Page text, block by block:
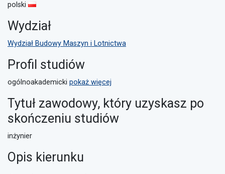
polski
Wydział
Wydział Budowy Maszyn i Lotnictwa
Profil studiów
ogólnoakademicki pokaż więcej
Tytuł zawodowy, który uzyskasz po
skończeniu studiów
inżynier
Opis kierunku